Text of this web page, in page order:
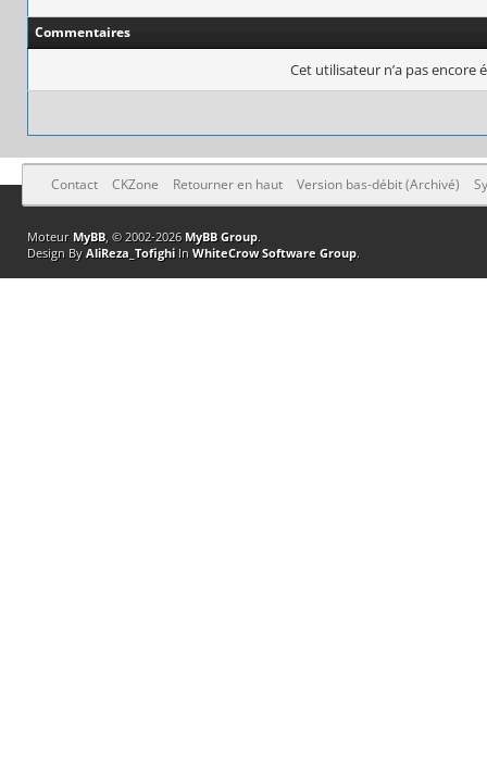
Commentaires
Cet utilisateur n’a pas encore
Contact CKZone Retourner en haut Version bas-débit (Archivé)
Moteur MyBB, © 2002-2026 MyBB Group.
Design By AliReza_TofighiIn WhiteCrow Software Group.